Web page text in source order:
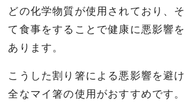
どの化学物質が使用されており、
て食事をすることで健康に悪影響
あります。
こうした割り箸による悪影響を避
全なマイ箸の使用がおすすめです。